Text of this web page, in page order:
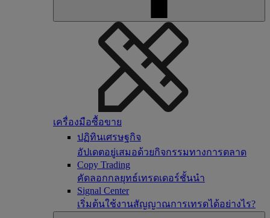
เครื่องมือซื้อขาย
ปฏิทินเศรษฐกิจ
อัปเดตอยู่เสมอด้วยกิจกรรมทางการตลาด
Copy Trading
คัดลอกกลยุทธ์เทรดเดอร์ชั้นนำ
Signal Center
เริ่มต้นใช้งานสัญญาณการเทรดได้อย่างไร?